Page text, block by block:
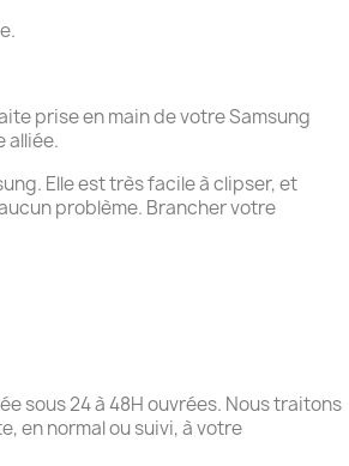
prise en main de votre Samsung
alliée.
Elle est très facile à clipser, et
problème. Brancher votre
sous 24 à 48H ouvrées. Nous traitons
en normal ou suivi, à votre